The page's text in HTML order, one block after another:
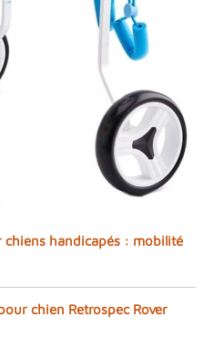
handicapés : mobilité
chien Retrospec Rover